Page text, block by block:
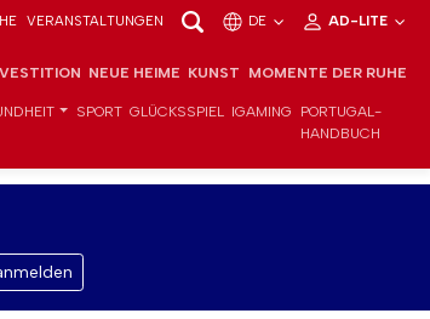
VERANSTALTUNGEN DE AD-LITE
NEUE HEIME KUNST MOMENTE DER RUHE
SPORT GLÜCKSSPIEL IGAMING
PORTUGAL-
HANDBUCH